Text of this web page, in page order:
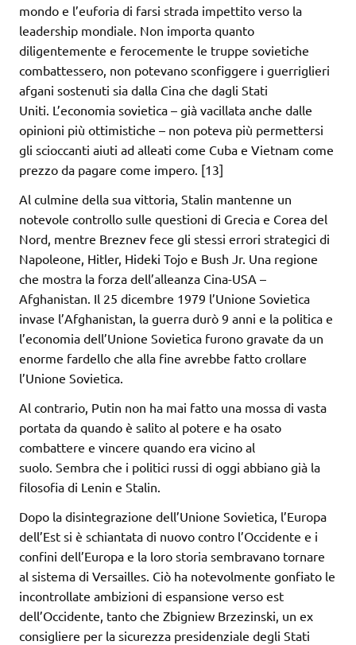
mondo e l’euforia di farsi strada impettito verso la
leadership mondiale. Non importa quanto
diligentemente e ferocemente le truppe sovietiche
combattessero, non potevano sconfiggere i guerriglieri
afgani sostenuti sia dalla Cina che dagli Stati
Uniti. L’economia sovietica – già vacillata anche dalle
opinioni più ottimistiche – non poteva più permettersi
gli scioccanti aiuti ad alleati come Cuba e Vietnam come
prezzo da pagare come impero. [13]
Al culmine della sua vittoria, Stalin mantenne un
notevole controllo sulle questioni di Grecia e Corea del
Nord, mentre Breznev fece gli stessi errori strategici di
Napoleone, Hitler, Hideki Tojo e Bush Jr. Una regione
che mostra la forza dell’alleanza Cina-USA –
Afghanistan. Il 25 dicembre 1979 l’Unione Sovietica
invase l’Afghanistan, la guerra durò 9 anni e la politica e
l’economia dell’Unione Sovietica furono gravate da un
enorme fardello che alla fine avrebbe fatto crollare
l’Unione Sovietica.
Al contrario, Putin non ha mai fatto una mossa di vasta
portata da quando è salito al potere e ha osato
combattere e vincere quando era vicino al
suolo. Sembra che i politici russi di oggi abbiano già la
filosofia di Lenin e Stalin.
Dopo la disintegrazione dell’Unione Sovietica, l’Europa
dell’Est si è schiantata di nuovo contro l’Occidente e i
confini dell’Europa e la loro storia sembravano tornare
al sistema di Versailles. Ciò ha notevolmente gonfiato le
incontrollate ambizioni di espansione verso est
dell’Occidente, tanto che Zbigniew Brzezinski, un ex
consigliere per la sicurezza presidenziale degli Stati